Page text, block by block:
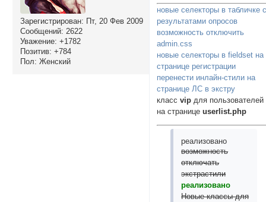
Зарегистрирован: Пт, 20 Фев 2009
Сообщений: 2622
Уважение: +1782
Позитив: +784
Пол: Женский
новые селекторы в табличке
результатами опросов
возможность отключить
admin.css
новые селекторы в fieldset на
странице регистрации
перенести инлайн-стили на
странице ЛС в экстру
классvip для пользователей
на страницеuserlist.php
реализовано
возможность
отключать
экстрастили
реализовано
Новые классы для